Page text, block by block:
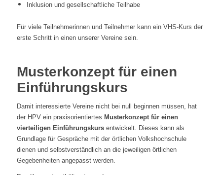
Inklusion und gesellschaftliche Teilhabe
Für viele Teilnehmerinnen und Teilnehmer kann ein VHS-Kurs der
erste Schritt in einen unserer Vereine sein.
Musterkonzept für einen
Einführungskurs
Damit interessierte Vereine nicht bei null beginnen müssen, hat
der HPV ein praxisorientiertes Musterkonzept für einen
vierteiligen Einführungskursentwickelt. Dieses kann als
Grundlage für Gespräche mit der örtlichen Volkshochschule
dienen und selbstverständlich an die jeweiligen örtlichen
Gegebenheiten angepasst werden.